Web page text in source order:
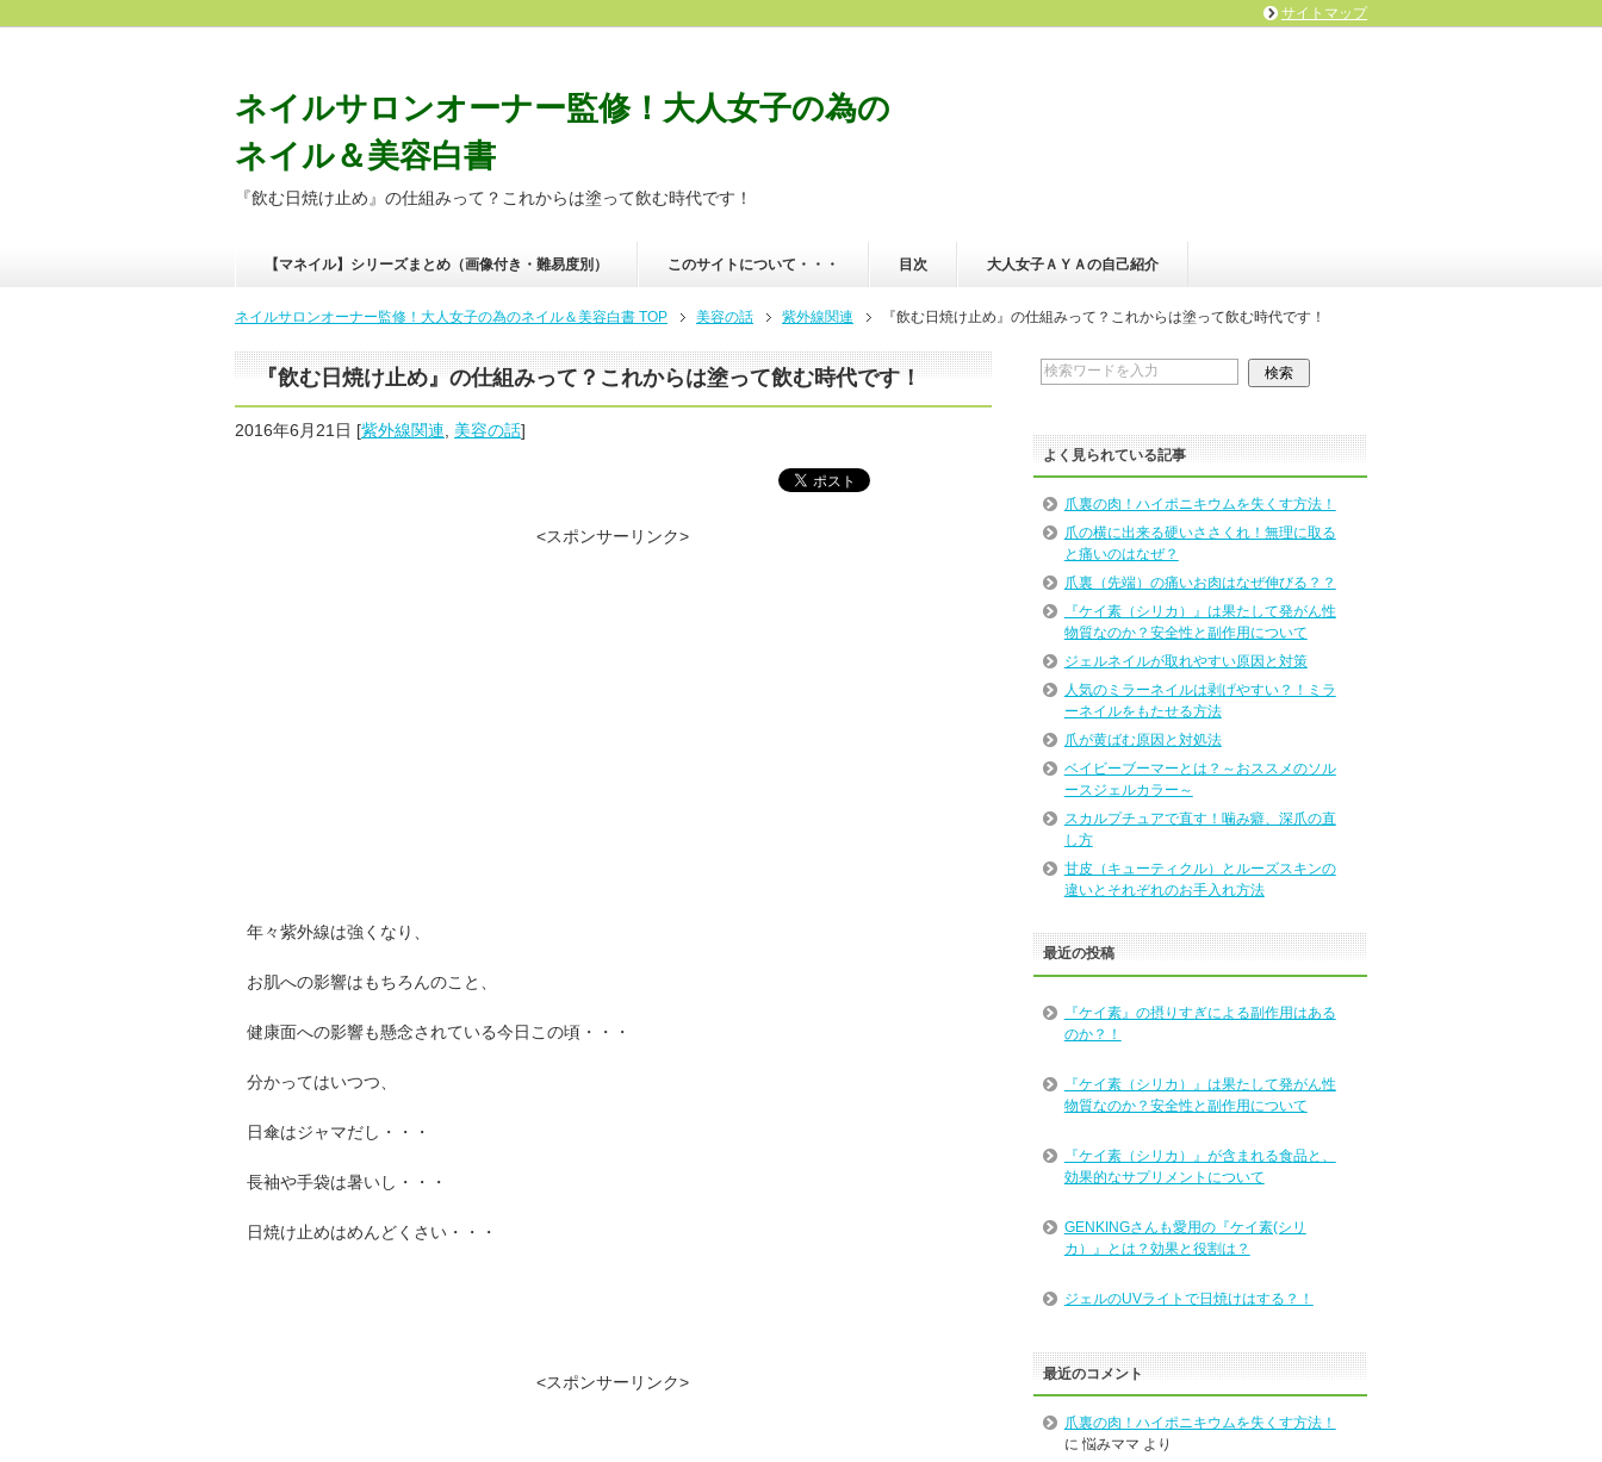
ネイルサロンオーナー監修！大人女子の為の
ネイル＆美容白書
『飲む日焼け止め』の仕組みって？これからは塗って飲む時代です！
【マネイル】シリーズまとめ（画像付き・難易度別） このサイトについて・・・ 目次 大人女子ＡＹＡの自己紹介
ネイルサロンオーナー監修！大人女子の為のネイル＆美容白書 TOP 美容の話 紫外線関連 『飲む日焼け止め』の仕組みって？これからは塗って飲む時代です！
『飲む日焼け止め』の仕組みって？これからは塗って飲む時代です！
2016年6月21日 [紫外線関連 美容の話]
<スポンサーリンク>
年々紫外線は強くなり、
お肌への影響はもちろんのこと、
健康面への影響も懸念されている今日この頃・・・
分かってはいつつ、
日傘はジャマだし・・・
長袖や手袋は暑いし・・・
日焼け止めはめんどくさい・・・
<スポンサーリンク>
よく見られている記事
爪裏の肉！ハイポニキウムを失くす方法！
爪の横に出来る硬いささくれ！無理に取る
と痛いのはなぜ？
爪裏（先端）の痛いお肉はなぜ伸びる？？
『ケイ素（シリカ）』は果たして発がん性
物質なのか？安全性と副作用について
ジェルネイルが取れやすい原因と対策
人気のミラーネイルは剥げやすい？！ミラ
ーネイルをもたせる方法
爪が黄ばむ原因と対処法
ベイビーブーマーとは？～おススメのソル
ースジェルカラー～
スカルプチュアで直す！噛み癖、深爪の直
し方
甘皮（キューティクル）とルーズスキンの
違いとそれぞれのお手入れ方法
最近の投稿
『ケイ素』の摂りすぎによる副作用はある
のか？！
『ケイ素（シリカ）』は果たして発がん性
物質なのか？安全性と副作用について
『ケイ素（シリカ）』が含まれる食品と、
効果的なサプリメントについて
GENKINGさんも愛用の『ケイ素(シリ
カ）』とは？効果と役割は？
ジェルのUVライトで日焼けはする？！
最近のコメント
爪裏の肉！ハイポニキウムを失くす方法！
に悩みママ より
サイトマップ